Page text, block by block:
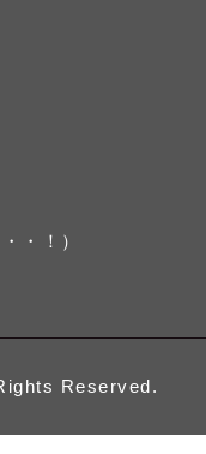
・！）
Reserved.